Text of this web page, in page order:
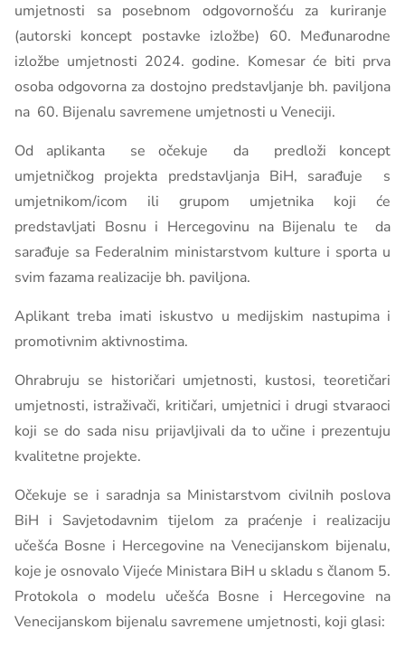
umjetnosti sa posebnom odgovornošću za kuriranje
(autorski koncept postavke izložbe) 60. Međunarodne
izložbe umjetnosti 2024. godine. Komesar će biti prva
osoba odgovorna za dostojno predstavljanje bh. paviljona
na 60. Bijenalu savremene umjetnosti u Veneciji.
Od aplikanta se očekuje da predloži koncept
umjetničkog projekta predstavljanja BiH, sarađuje s
umjetnikom/icom ili grupom umjetnika koji će
predstavljati Bosnu i Hercegovinu na Bijenalu te da
sarađuje sa Federalnim ministarstvom kulture i sporta u
svim fazama realizacije bh. paviljona.
Aplikant treba imati iskustvo u medijskim nastupima i
promotivnim aktivnostima.
Ohrabruju se historičari umjetnosti, kustosi, teoretičari
umjetnosti, istraživači, kritičari, umjetnici i drugi stvaraoci
koji se do sada nisu prijavljivali da to učine i prezentuju
kvalitetne projekte.
Očekuje se i saradnja sa Ministarstvom civilnih poslova
BiH i Savjetodavnim tijelom za praćenje i realizaciju
učešća Bosne i Hercegovine na Venecijanskom bijenalu,
koje je osnovalo Vijeće Ministara BiH u skladu s članom 5.
Protokola o modelu učešća Bosne i Hercegovine na
Venecijanskom bijenalu savremene umjetnosti, koji glasi: